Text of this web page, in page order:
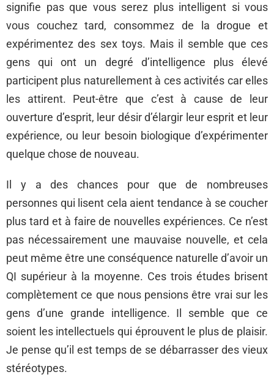
signifie pas que vous serez plus intelligent si vous
vous couchez tard, consommez de la drogue et
expérimentez des sex toys. Mais il semble que ces
gens qui ont un degré d’intelligence plus élevé
participent plus naturellement à ces activités car elles
les attirent. Peut-être que c’est à cause de leur
ouverture d’esprit, leur désir d’élargir leur esprit et leur
expérience, ou leur besoin biologique d’expérimenter
quelque chose de nouveau.
Il y a des chances pour que de nombreuses
personnes qui lisent cela aient tendance à se coucher
plus tard et à faire de nouvelles expériences. Ce n’est
pas nécessairement une mauvaise nouvelle, et cela
peut même être une conséquence naturelle d’avoir un
QI supérieur à la moyenne. Ces trois études brisent
complètement ce que nous pensions être vrai sur les
gens d’une grande intelligence. Il semble que ce
soient les intellectuels qui éprouvent le plus de plaisir.
Je pense qu’il est temps de se débarrasser des vieux
stéréotypes.